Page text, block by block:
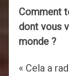
Comment
dont vous
monde ?
« Cela a